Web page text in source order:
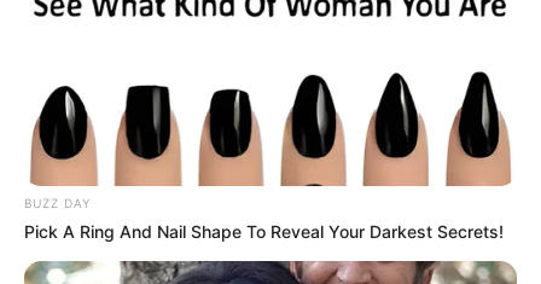
BUZZ DAY
Pick A Ring And Nail Shape To Reveal Your Darkest Secrets!